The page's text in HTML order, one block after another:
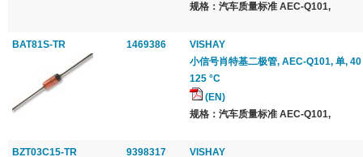
规格：汽车质量标准 AEC-Q101,
BAT81S-TR 1469386
VISHAY
小信号肖特基二极管, AEC-Q101, 单,
125 °C
(EN)
规格：汽车质量标准 AEC-Q101,
BZT03C15-TR 9398317
VISHAY